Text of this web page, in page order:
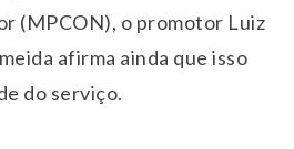
(MPCON), o promotor Luiz
afirma ainda que isso
do serviço.